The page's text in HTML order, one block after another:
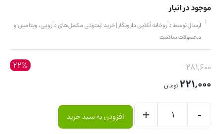
موجود در انبار
ارسال توسط داروخانه آنلاین دارونگار | خرید اینترنتی مکمل‌های دارویی، ویتامین و
محصولات سلامت
22% 281,600قیمت
اصلی:
بود.
221,000 تومان
قیمت
فعلی:
ویتامین
-
+ افزودن به سبد خرید